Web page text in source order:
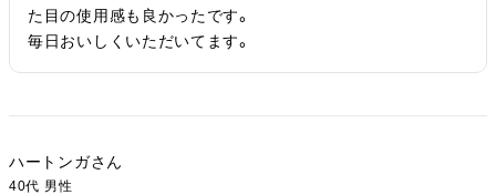
た目の使用感も良かったです。
毎日おいしくいただいてます。
ハートンガ
40代 男性